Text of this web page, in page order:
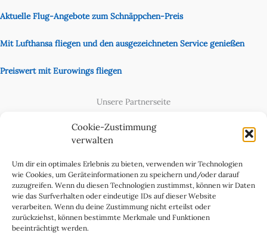
Cookie-Zustimmung
verwalten
Um dir ein optimales Erlebnis zu bieten, verwenden wir Technologien
wie Cookies, um Geräteinformationen zu speichern und/oder darauf
zuzugreifen. Wenn du diesen Technologien zustimmst, können wir Daten
wie das Surfverhalten oder eindeutige IDs auf dieser Website
verarbeiten. Wenn du deine Zustimmung nicht erteilst oder
zurückziehst, können bestimmte Merkmale und Funktionen
beeinträchtigt werden.
Aktuelle Flug-Angebote zum Schnäppchen-Preis
Mit Lufthansa fliegen und den ausgezeichneten Service genießen
Preiswert mit Eurowings fliegen
Unsere Partnerseite